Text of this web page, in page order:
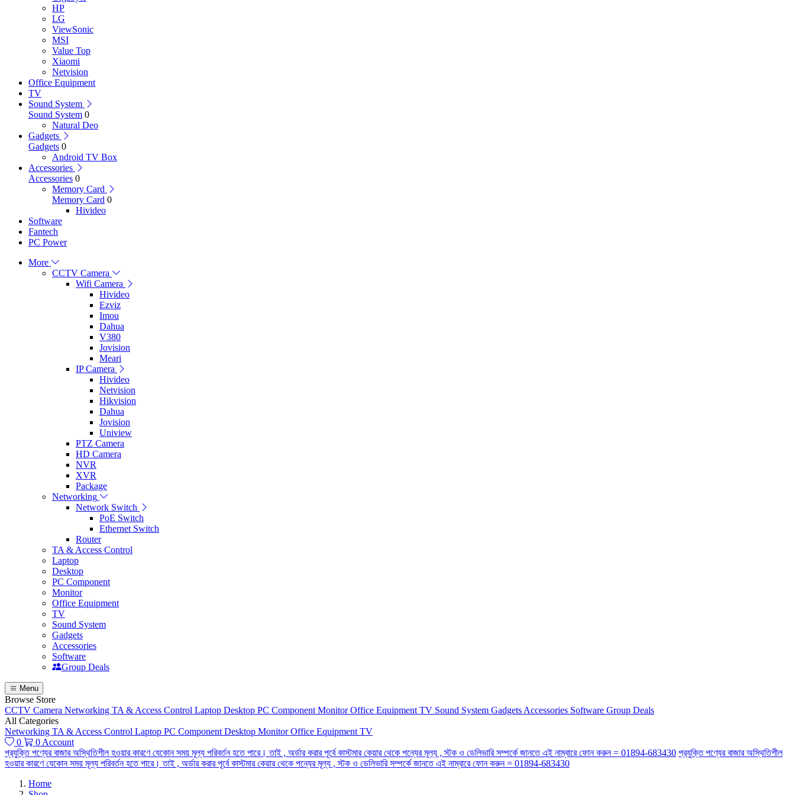
HP
LG
ViewSonic
MSI
Value Top
Xiaomi
Netvision
Office Equipment
TV
Sound System
Sound System 0
Natural Deo
Gadgets
Gadgets 0
Android TV Box
Accessories
Accessories 0
Memory Card
Memory Card 0
Hivideo
Software
Fantech
PC Power
More
CCTV Camera
Wifi Camera
Hivideo
Ezviz
Imou
Dahua
V380
Jovision
Meari
IP Camera
Hivideo
Netvision
Hikvision
Dahua
Jovision
Uniview
PTZ Camera
HD Camera
NVR
XVR
Package
Networking
Network Switch
PoE Switch
Ethernet Switch
Router
TA & Access Control
Laptop
Desktop
PC Component
Monitor
Office Equipment
TV
Sound System
Gadgets
Accessories
Software
Group Deals
Menu
Browse Store
CCTV Camera Networking TA & Access Control Laptop Desktop PC Component MonitorOffice Equipment TV Sound System Gadgets Accessories Software Group Deals
All Categories
Networking TA & Access Control Laptop PC Component Desktop MonitorOffice Equipment TV
0
0 Account
প্রযুক্তি পণ্যের বাজার অস্থিতিশীল হওয়ার কারণে যেকোন সময় মূল্য পরিবর্তন হতে পারে। তাই , অর্ডার করার পূর্বে কাস্টমার কেয়ার থেকে পন্যের মূল্য , স্টক ও ডেলিভারি সম্পর্কে জানতে এই নাম্বারে ফোন করুন = 01894-683430 প্রযুক্তি পণ্যের বাজার অস্থিতিশীল
হওয়ার কারণে যেকোন সময় মূল্য পরিবর্তন হতে পারে। তাই , অর্ডার করার পূর্বে কাস্টমার কেয়ার থেকে পন্যের মূল্য , স্টক ও ডেলিভারি সম্পর্কে জানতে এই নাম্বারে ফোন করুন = 01894-683430
Home